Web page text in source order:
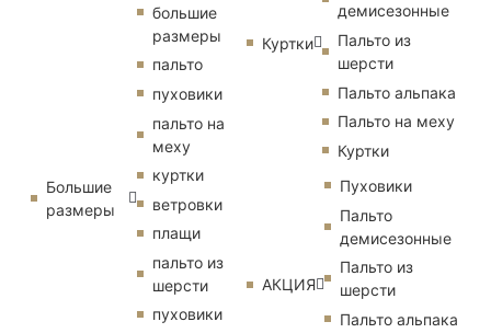
Большие
размеры
большие
размеры
пальто
пуховики
пальто на
меху
куртки
ветровки
плащи
пальто из
шерсти
пуховики
Куртки
демисезонные
Пальто из
шерсти
Пальто альпака
Пальто на меху
Куртки
АКЦИЯ
Пуховики
Пальто
демисезонные
Пальто из
шерсти
Пальто альпака